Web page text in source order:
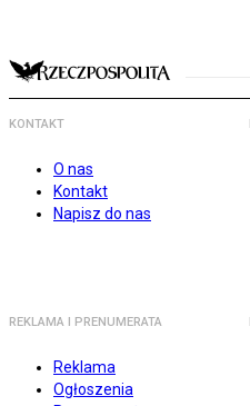
KONTAKT
O nas
Kontakt
Napisz do nas
REKLAMA I PRENUMERATA
Reklama
Ogłoszenia